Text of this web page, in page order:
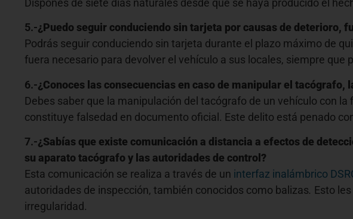
Dispones de siete días naturales desde que se haya producido el
5.-¿Puedo seguir conduciendo sin tarjeta por causas de deterioro,
Podrás seguir conduciendo sin tarjeta durante el plazo máximo de
fuera necesario para devolver el vehículo a sus locales, siempre
6.-¿Conoces las consecuencias en caso de manipular el
Debes saber que la manipulación del tacógrafo de un vehículo con
constituye falsedad en documento oficial. Este delito está penado
7.-¿Sabías que existe comunicación a distancia a efectos de
su aparato tacógrafo y las autoridades de control?
Esta comunicación se realiza a través de un interfaz inalámbrico
autoridades de inspección, también conocidos como balizas. Esto
irregularidad.